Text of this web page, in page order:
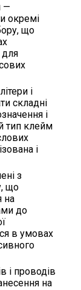
—
окремі
що
для
і
складні
і
тип клейм
і
з
що
на
до
в умовах
і проводів
на